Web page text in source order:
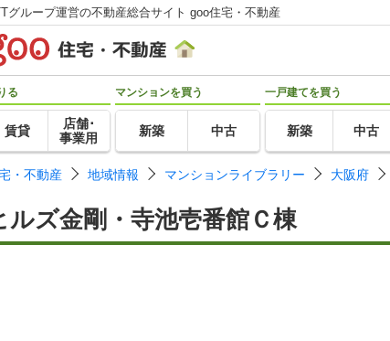
グループ運営の不動産総合サイト goo住宅・不動産
る
賃貸
店舗･
事業用
マンションを買う
新築 中古
一戸建てを買う
新築 中古
・不動産 地域情報 マンションライブラリー 大阪府
ルズ金剛・寺池壱番館Ｃ棟